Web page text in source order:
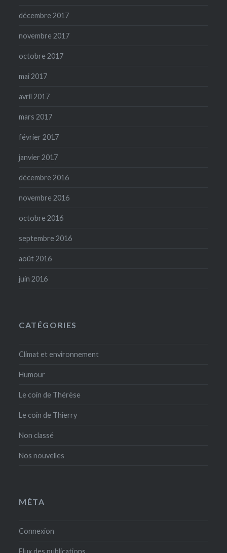
décembre 2017
novembre 2017
octobre 2017
mai 2017
avril 2017
mars 2017
février 2017
janvier 2017
décembre 2016
novembre 2016
octobre 2016
septembre 2016
août 2016
juin 2016
CATÉGORIES
Climat et environnement
Humour
Le coin de Thérèse
Le coin de Thierry
Non classé
Nos nouvelles
MÉTA
Connexion
Flux des publications